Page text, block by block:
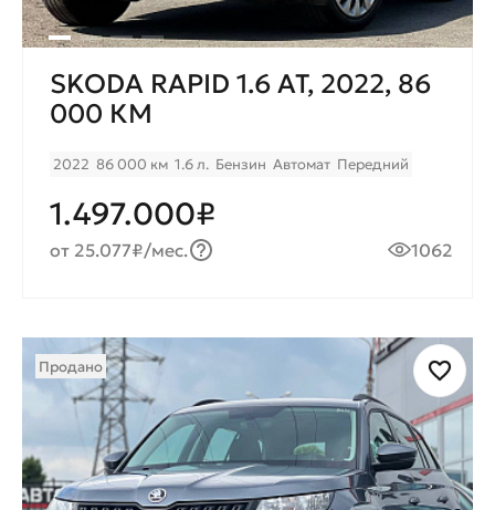
SKODA RAPID 1.6 AT, 2022, 86
000 КМ
2022 86 000 км 1.6 л. Бензин Автомат Передний
1.497.000₽
от 25.077₽/мес. 1062
Продано